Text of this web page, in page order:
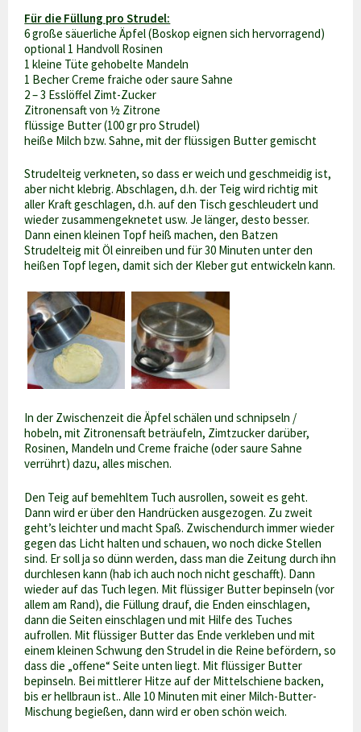
Für die Füllung pro Strudel:
6 große säuerliche Äpfel (Boskop eignen sich hervorragend)
optional 1 Handvoll Rosinen
1 kleine Tüte gehobelte Mandeln
1 Becher Creme fraiche oder saure Sahne
2 – 3 Esslöffel Zimt-Zucker
Zitronensaft von ½ Zitrone
flüssige Butter (100 gr pro Strudel)
heiße Milch bzw. Sahne, mit der flüssigen Butter gemischt
Strudelteig verkneten, so dass er weich und geschmeidig ist,
aber nicht klebrig. Abschlagen, d.h. der Teig wird richtig mit
aller Kraft geschlagen, d.h. auf den Tisch geschleudert und
wieder zusammengeknetet usw. Je länger, desto besser.
Dann einen kleinen Topf heiß machen, den Batzen
Strudelteig mit Öl einreiben und für 30 Minuten unter den
heißen Topf legen, damit sich der Kleber gut entwickeln kann.
In der Zwischenzeit die Äpfel schälen und schnipseln /
hobeln, mit Zitronensaft beträufeln, Zimtzucker darüber,
Rosinen, Mandeln und Creme fraiche (oder saure Sahne
verrührt) dazu, alles mischen.
Den Teig auf bemehltem Tuch ausrollen, soweit es geht.
Dann wird er über den Handrücken ausgezogen. Zu zweit
geht’s leichter und macht Spaß. Zwischendurch immer wieder
gegen das Licht halten und schauen, wo noch dicke Stellen
sind. Er soll ja so dünn werden, dass man die Zeitung durch ihn
durchlesen kann (hab ich auch noch nicht geschafft). Dann
wieder auf das Tuch legen. Mit flüssiger Butter bepinseln (vor
allem am Rand), die Füllung drauf, die Enden einschlagen,
dann die Seiten einschlagen und mit Hilfe des Tuches
aufrollen. Mit flüssiger Butter das Ende verkleben und mit
einem kleinen Schwung den Strudel in die Reine befördern, so
dass die „offene“ Seite unten liegt. Mit flüssiger Butter
bepinseln. Bei mittlerer Hitze auf der Mittelschiene backen,
bis er hellbraun ist.. Alle 10 Minuten mit einer Milch-Butter-
Mischung begießen, dann wird er oben schön weich.